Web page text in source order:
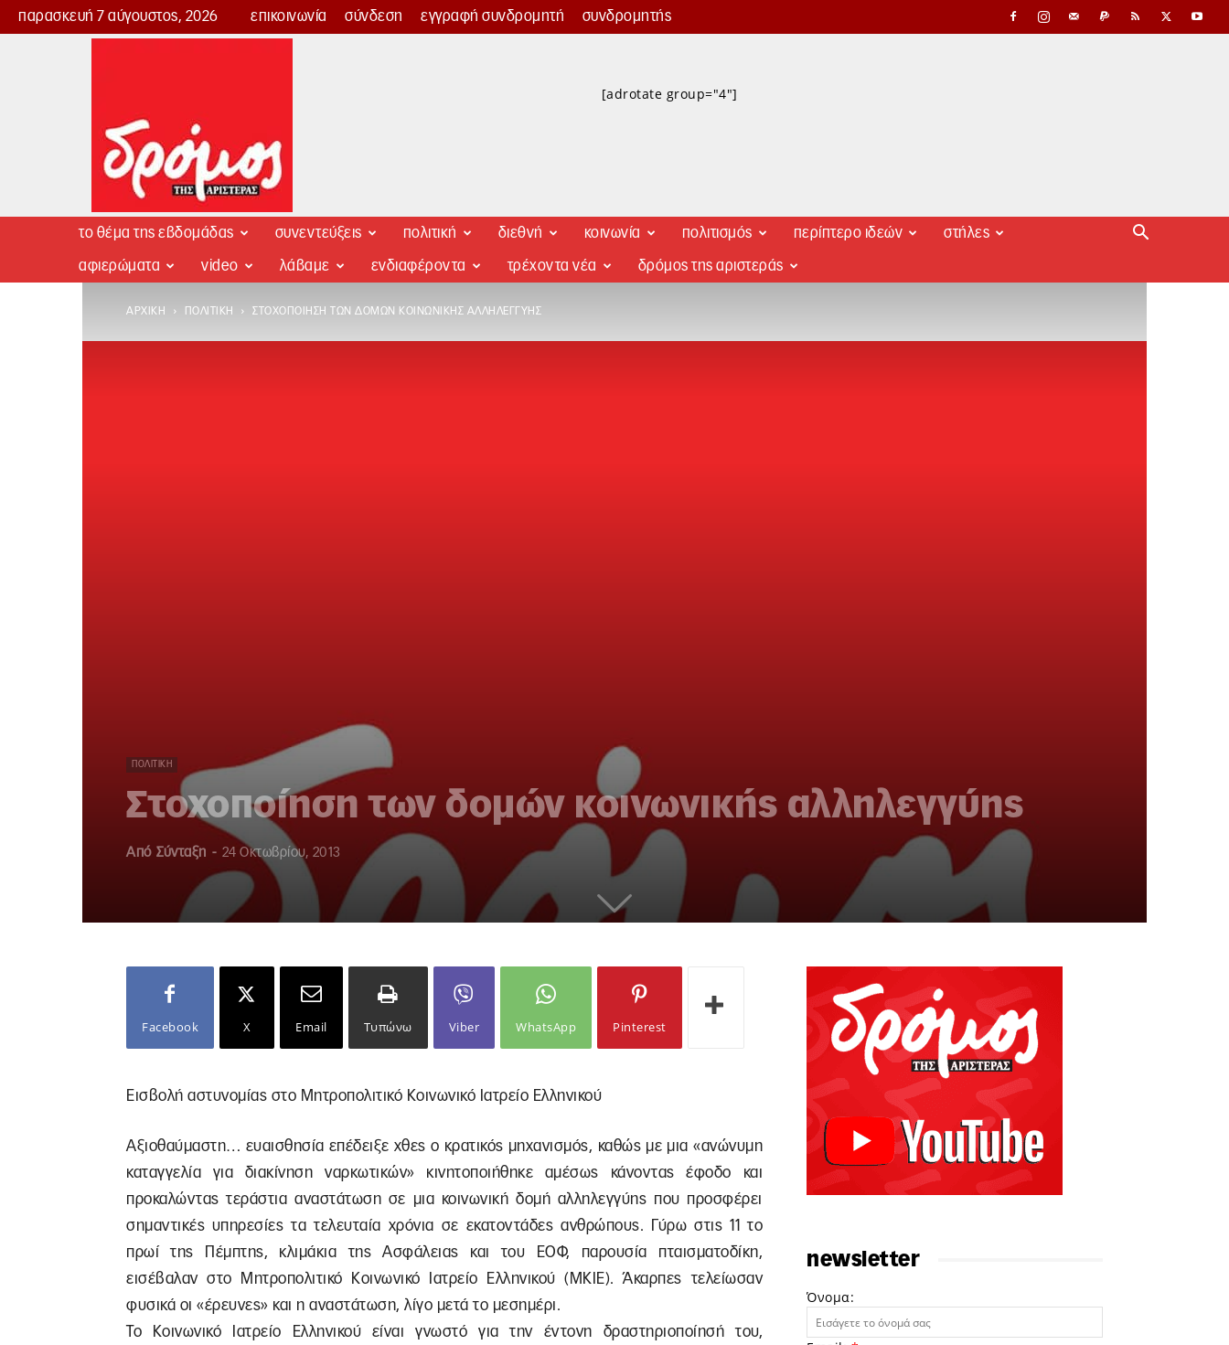
παρασκευή 7 αύγουστος, 2026 επικοινωνία σύνδεση εγγραφή συνδρομητή συνδρομητής
Δρόμος
[adrotate group="4"]
το θέμα της εβδομάδας συνεντεύξεις πολιτική διεθνή κοινωνία πολιτισμός περίπτερο ιδεών στήλες
αφιερώματα video λάβαμε ενδιαφέροντα τρέχοντα νέα δρόμος της αριστεράς
ΑΡΧΙΚΉ ΠΟΛΙΤΙΚΉ ΣΤΟΧΟΠΟΊΗΣΗ ΤΩΝ ΔΟΜΏΝ ΚΟΙΝΩΝΙΚΉΣ ΑΛΛΗΛΕΓΓΎΗΣ
ΠΟΛΙΤΙΚΉ
Στοχοποίηση των δομών κοινωνικής αλληλεγγύης
Από Σύνταξη - 24 Οκτωβρίου, 2013
Facebook X Email Τυπώνω Viber WhatsApp Pinterest
Εισβολή αστυνομίας στο Μητροπολιτικό Κοινωνικό Ιατρείο Ελληνικού
Αξιοθαύμαστη… ευαισθησία επέδειξε χθες ο κρατικός μηχανισμός, καθώς με μια «ανώνυμη
καταγγελία για διακίνηση ναρκωτικών» κινητοποιήθηκε αμέσως κάνοντας έφοδο και
προκαλώντας τεράστια αναστάτωση σε μια κοινωνική δομή αλληλεγγύης που προσφέρει
σημαντικές υπηρεσίες τα τελευταία χρόνια σε εκατοντάδες ανθρώπους. Γύρω στις 11 το
πρωί της Πέμπτης, κλιμάκια της Ασφάλειας και του ΕΟΦ, παρουσία πταισματοδίκη,
εισέβαλαν στο Μητροπολιτικό Κοινωνικό Ιατρείο Ελληνικού (ΜΚΙΕ). Άκαρπες τελείωσαν
φυσικά οι «έρευνες» και η αναστάτωση, λίγο μετά το μεσημέρι.
Το Κοινωνικό Ιατρείο Ελληνικού είναι γνωστό για την έντονη δραστηριοποίησή του,
newsletter
Όνομα: